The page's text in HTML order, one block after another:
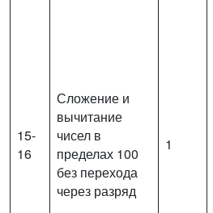
15-
16
Сложение и
вычитание
чисел в
пределах 100
без перехода
через разряд
1